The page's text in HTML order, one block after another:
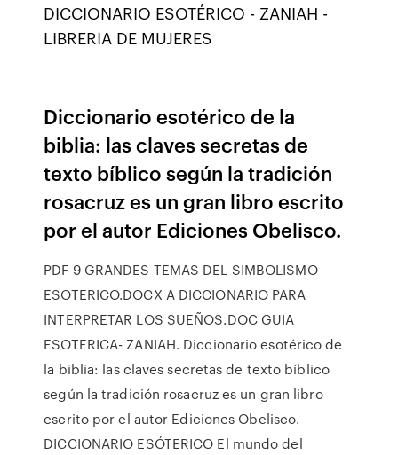
DICCIONARIO ESOTÉRICO - ZANIAH -
LIBRERIA DE MUJERES
Diccionario esotérico de la
biblia: las claves secretas de
texto bíblico según la tradición
rosacruz es un gran libro escrito
por el autor Ediciones Obelisco.
PDF 9 GRANDES TEMAS DEL SIMBOLISMO
ESOTERICO.DOCX A DICCIONARIO PARA
INTERPRETAR LOS SUEÑOS.DOC GUIA
ESOTERICA- ZANIAH. Diccionario esotérico de
la biblia: las claves secretas de texto bíblico
según la tradición rosacruz es un gran libro
escrito por el autor Ediciones Obelisco.
DICCIONARIO ESÓTERICO El mundo del